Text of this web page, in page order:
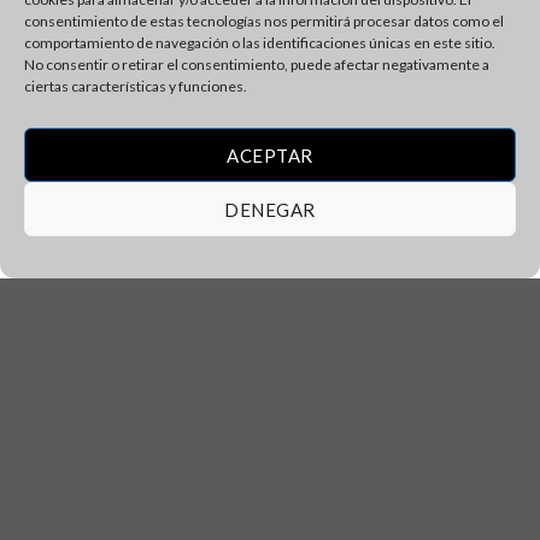
consentimiento de estas tecnologías nos permitirá procesar datos como el
comportamiento de navegación o las identificaciones únicas en este sitio.
No consentir o retirar el consentimiento, puede afectar negativamente a
ciertas características y funciones.
ACEPTAR
DENEGAR